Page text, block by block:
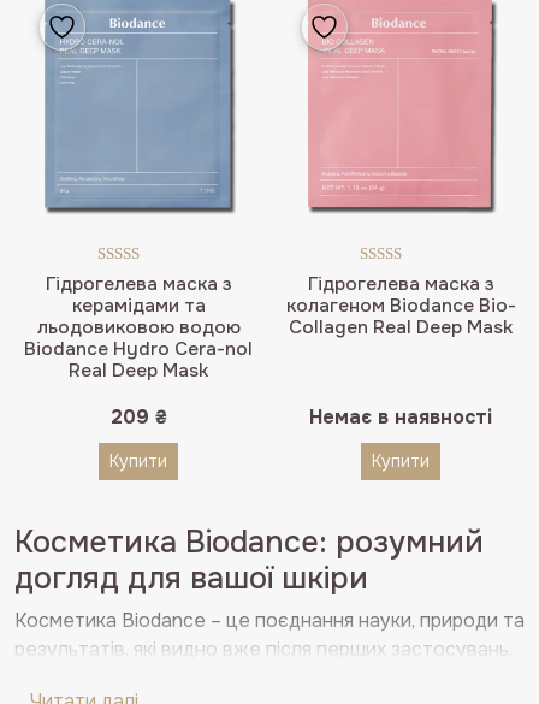
Гідрогелева маска з
керамідами та
льодовиковою водою
Biodance Hydro Cera-nol
Real Deep Mask
Оцінено в
5.00з 5
209 ₴
Купити
Гідрогелева маска з
колагеном Biodance Bio-
Collagen Real Deep Mask
Оцінено в
5.00з 5
Немає в наявності
Купити
Косметика Biodance: розумний
догляд для вашої шкіри
Косметика Biodance – це поєднання науки, природи та
результатів, які видно вже після перших застосувань.